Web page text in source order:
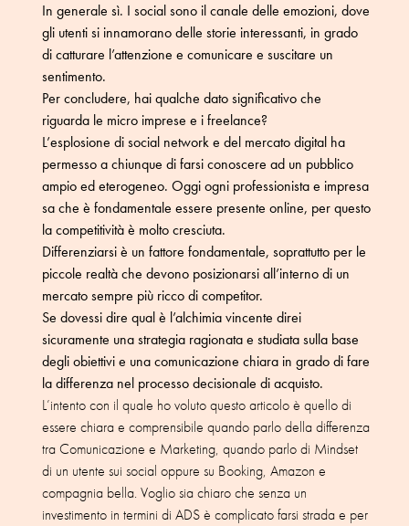
In generale sì. I social sono il canale delle emozioni, dove
gli utenti si innamorano delle storie interessanti, in grado
di catturare l’attenzione e comunicare e suscitare un
sentimento.
Per concludere, hai qualche dato significativo che
riguarda le micro imprese e i freelance?
L’esplosione di social network e del mercato digital ha
permesso a chiunque di farsi conoscere ad un pubblico
ampio ed eterogeneo. Oggi ogni professionista e impresa
sa che è fondamentale essere presente online, per questo
la competitività è molto cresciuta.
Differenziarsi è un fattore fondamentale, soprattutto per le
piccole realtà che devono posizionarsi all’interno di un
mercato sempre più ricco di competitor.
Se dovessi dire qual è l’alchimia vincente direi
sicuramente una strategia ragionata e studiata sulla base
degli obiettivi e una comunicazione chiara in grado di fare
la differenza nel processo decisionale di acquisto.
L’intento con il quale ho voluto questo articolo è quello di
essere chiara e comprensibile quando parlo della differenza
tra Comunicazione e Marketing, quando parlo di Mindset
di un utente sui social oppure su Booking, Amazon e
compagnia bella. Voglio sia chiaro che senza un
investimento in termini di ADS è complicato farsi strada e per